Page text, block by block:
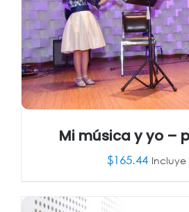
AÑADIR AL CARRITO
Mi música y yo –
$165.44 Incluye